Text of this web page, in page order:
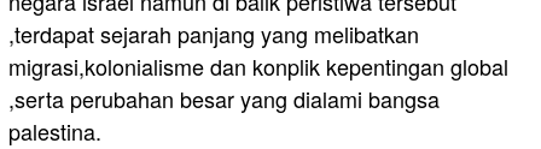
,terdapat sejarah panjang yang melibatkan
migrasi,kolonialisme dan konplik kepentingan global
,serta perubahan besar yang dialami bangsa
palestina.